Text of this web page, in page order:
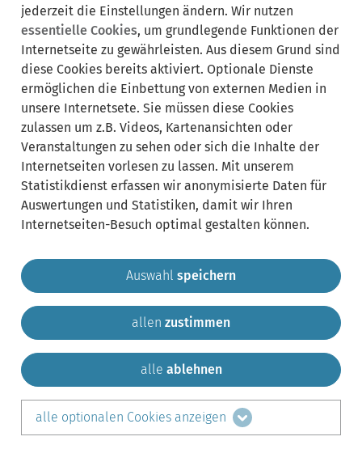
Gemeinde Krailling Impressum
Sitemap
Kontakt
teilen auf:
LinkedIn
jederzeit die Einstellungen ändern. Wir nutzen
essentielle Cookies, um grundlegende Funktionen der
Internetseite zu gewährleisten. Aus diesem Grund sind
diese Cookies bereits aktiviert. Optionale Dienste
ermöglichen die Einbettung von externen Medien in
unsere Internetsete. Sie müssen diese Cookies
zulassen um z.B. Videos, Kartenansichten oder
Veranstaltungen zu sehen oder sich die Inhalte der
Internetseiten vorlesen zu lassen. Mit unserem
Statistikdienst erfassen wir anonymisierte Daten für
Auswertungen und Statistiken, damit wir Ihren
Internetseiten-Besuch optimal gestalten können.
Auswahl speichern
allen zustimmen
alle ablehnen
alle optionalen Cookies anzeigen